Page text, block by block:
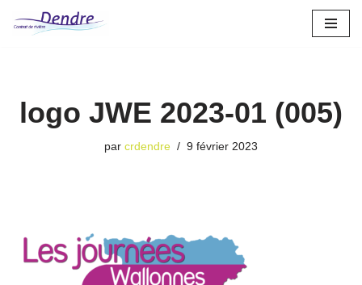
logo JWE 2023-01 (005)
par crdendre 9 février 2023